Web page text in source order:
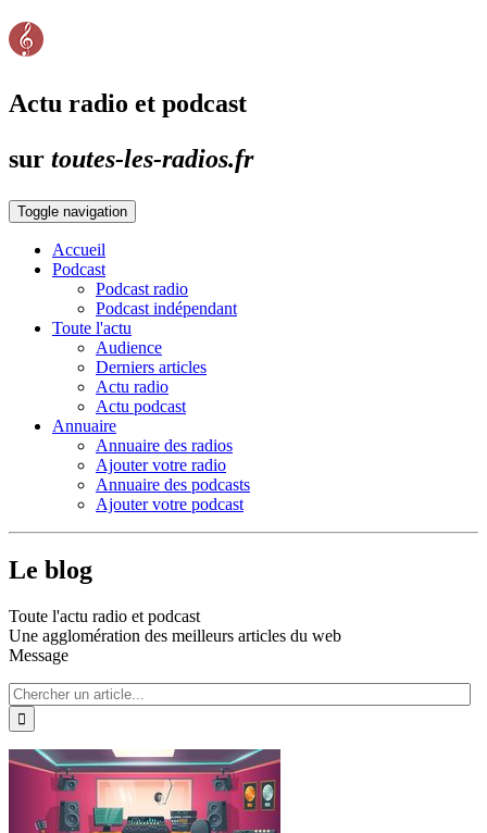
Actu radio et podcast
sur toutes-les-radios.fr
Toggle navigation
Accueil
Podcast
Podcast radio
Podcast indépendant
Toute l'actu
Audience
Derniers articles
Actu radio
Actu podcast
Annuaire
Annuaire des radios
Ajouter votre radio
Annuaire des podcasts
Ajouter votre podcast
Le blog
Toute l'actu radio et podcast
Une agglomération des meilleurs articles du web
Message